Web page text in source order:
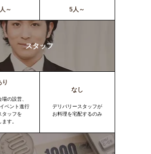
～ 5人～
スタッフ
り
の設営、
ベント進行
タッフを
す。
なし
デリバリースタッフが
お料理を宅配するのみ